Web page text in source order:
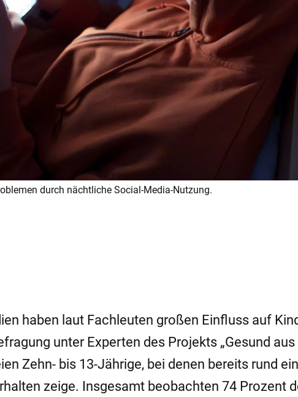
durch nächtliche Social-Media-Nutzung.
haben laut Fachleuten großen Einfluss auf
unter Experten des Projekts „Gesund
Zehn- bis 13-Jährige, bei denen bereits rund
zeige. Insgesamt beobachten 74 Prozent